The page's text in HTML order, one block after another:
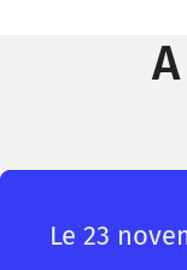
Le 23